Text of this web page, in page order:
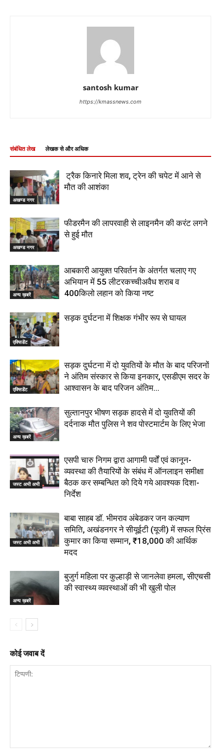
santosh kumar
https://kmassnews.com
संबंधित लेख लेखक से और अधिक
अखण्ड नगर
ट्रैक किनारे मिला शव, ट्रेन की चपेट में आने से
मौत की आशंका
अखण्ड नगर
फीडरमैन की लापरवाही से लाइनमैन की करंट लगने
से हुई मौत
अन्य ख़बरें
आबकारी आयुक्त परिवर्तन के अंतर्गत चलाए गए
अभियान में 55 लीटरकच्चीअवैध शराब व
400किलो लहान को किया नष्ट
एक्सिडेंट
सड़क दुर्घटना में शिक्षक गंभीर रूप से घायल
एक्सिडेंट
सड़क दुर्घटना में दो युवतियों के मौत के बाद परिजनों
ने अंतिम संस्कार से किया इनकार, एसडीएम सदर के
आश्वासन के बाद परिजन अंतिम...
अन्य ख़बरें
सुल्तानपुर भीषण सड़क हादसे में दो युवतियों की
दर्दनाक मौत पुलिस ने शव पोस्टमार्टम के लिए भेजा
जस्ट अभी अभी
एसपी चारु निगम द्वारा आगामी पर्वों एवं कानून-
व्यवस्था की तैयारियों के संबंध में ऑनलाइन समीक्षा
बैठक कर सम्बन्धित को दिये गये आवश्यक दिशा-
निर्देश
जस्ट अभी अभी
बाबा साहब डॉ. भीमराव अंबेडकर जन कल्याण
समिति, अखंडनगर ने सीयूईटी (यूजी) में सफल प्रिंस
कुमार का किया सम्मान, ₹18,000 की आर्थिक
मदद
अन्य ख़बरें
बुजुर्ग महिला पर कुल्हाड़ी से जानलेवा हमला, सीएचसी
की स्वास्थ्य व्यवस्थाओं की भी खुली पोल
कोई जवाब दें